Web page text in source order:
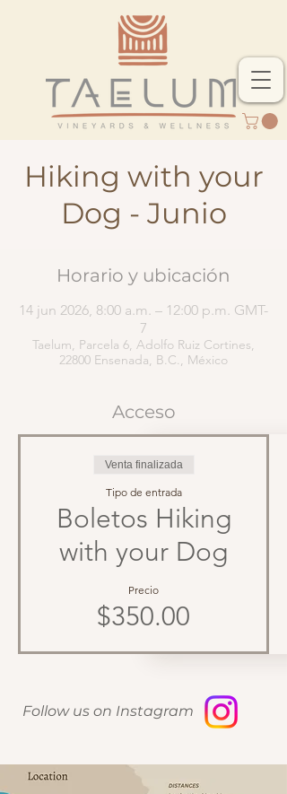
Hiking with your
Dog - Junio
Horario y ubicación
14 jun 2026, 8:00 a.m. – 12:00 p.m. GMT-
7
Taelum, Parcela 6, Adolfo Ruiz Cortines,
22800 Ensenada, B.C., México
Acceso
Venta finalizada
Tipo de entrada
Boletos Hiking
with your Dog
Precio
$350.00
Follow us on Instagram